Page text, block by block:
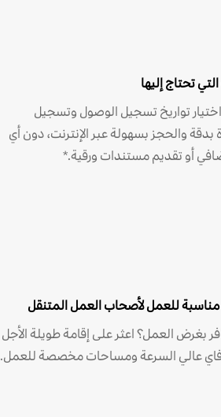
تحتاج إليها
تواريخ تسجيل الوصول وتسجيل
بدقة والحجز بسهولة عبر الإنترنت، دون أي
أو تقديم مستندات ورقية.*
للعمل لأصحاب العمل المتنقل
بغرض العمل؟ اعثر على إقامة طويلة الأجل
عالي السرعة ومساحات مخصصة للعمل.